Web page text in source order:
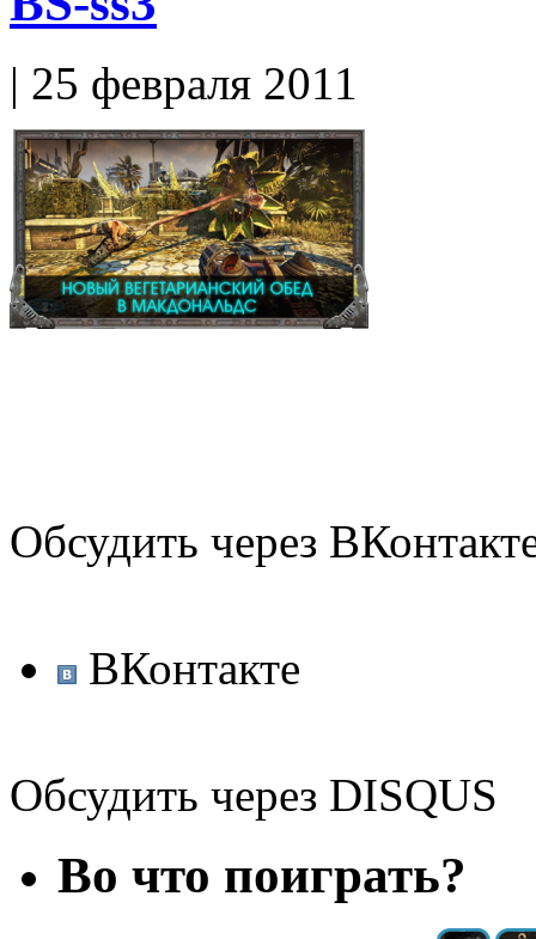
| 25 февраля 2011
Обсудить через
ВКонтакте
Обсудить через DISQUS
Во что поиграть?